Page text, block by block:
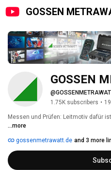
GOSSEN
GOSSEN
1.75K subscribers •
Messen und Prüfen: Leitmotiv dafür
...more
gossenmetrawatt.de and 3 more